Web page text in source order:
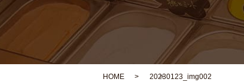
HOME 20230123_img002